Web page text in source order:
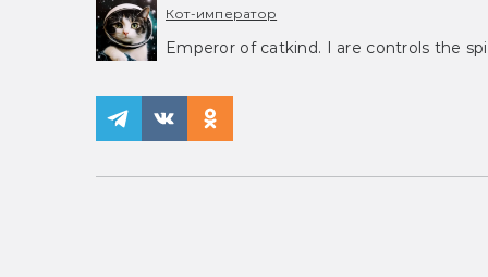
Кот-император
Emperor of catkind. I are controls the